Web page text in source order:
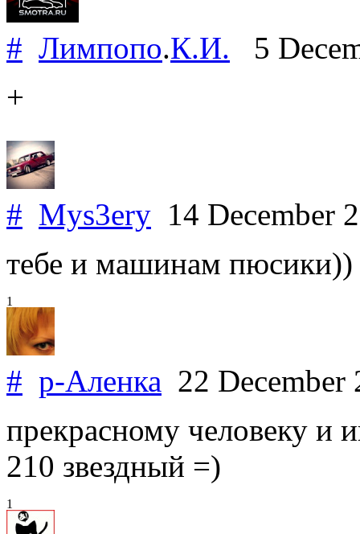
# Лимпопо.К.И. 5
+
# Mys3ery 14 December
тебе и машинам пюсики))
1
# р-Аленка 22
прекрасному человеку и
210 звездный =)
1